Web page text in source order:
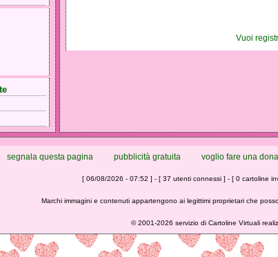
Vuoi
segnala questa pagina pubblicità gratuita voglio fare una
[ 06/08/2026 - 07:52 ] - [ 37 utenti connessi ] - [ 0 cartoline
Marchi immagini e contenuti appartengono ai legittimi proprietari che
©2001-2026 servizio di Cartoline Virtuali